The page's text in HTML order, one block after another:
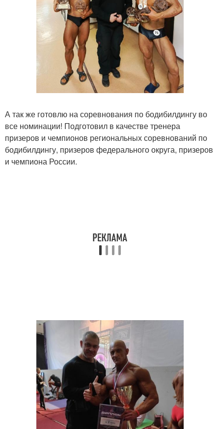
А так же готовлю на соревнования по бодибилдингу во
все номинации! Подготовил в качестве тренера
призеров и чемпионов региональных соревнований по
бодибилдингу, призеров федерального округа, призеров
и чемпиона России.